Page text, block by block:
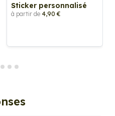
Sticker personnalisé
à partir de 4,90 €